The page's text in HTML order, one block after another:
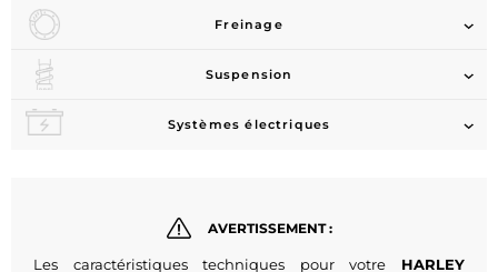
Freinage
Suspension
Systèmes électriques
AVERTISSEMENT :
Les caractéristiques techniques pour votre HARLEY